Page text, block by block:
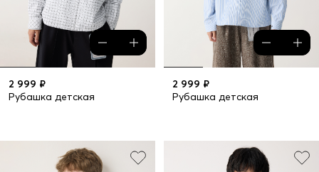
2 999 ₽
Рубашка детская
2 999 ₽
Рубашка детская